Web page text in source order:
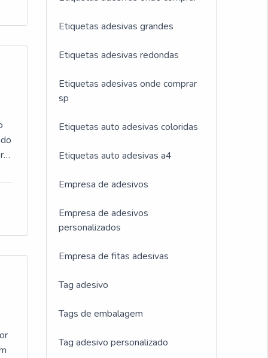
Etiquetas adesivas grandes
Etiquetas adesivas redondas
Etiquetas adesivas onde comprar
sp
Etiquetas auto adesivas coloridas
Etiquetas auto adesivas a4
Empresa de adesivos
Empresa de adesivos
personalizados
Empresa de fitas adesivas
Tag adesivo
Tags de embalagem
Tag adesivo personalizado